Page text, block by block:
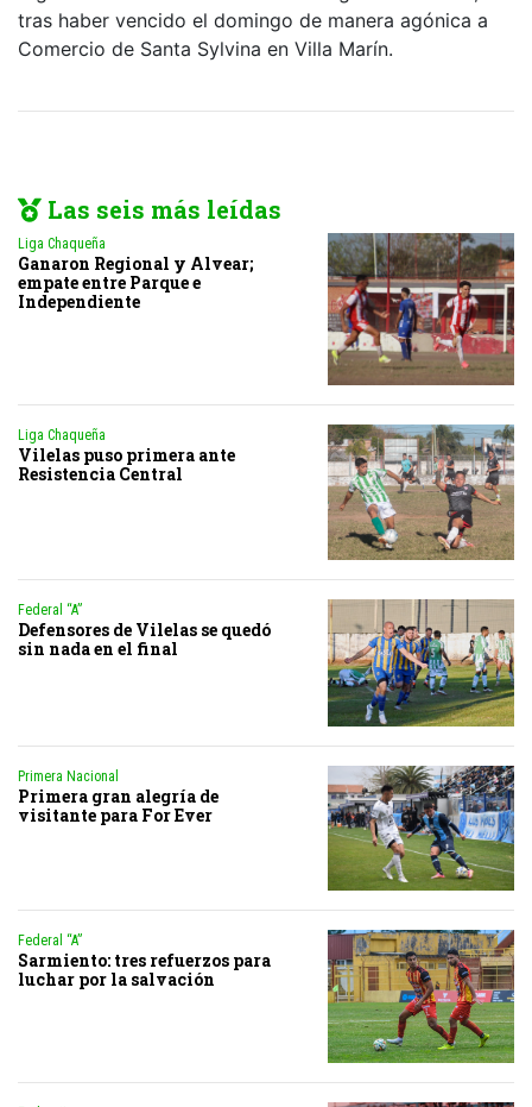
tras haber vencido el domingo de manera agónica a
Comercio de Santa Sylvina en Villa Marín.
Las seis más leídas
Liga Chaqueña
Ganaron Regional y Alvear;
empate entre Parque e
Independiente
Liga Chaqueña
Vilelas puso primera ante
Resistencia Central
Federal “A”
Defensores de Vilelas se quedó
sin nada en el final
Primera Nacional
Primera gran alegría de
visitante para For Ever
Federal “A”
Sarmiento: tres refuerzos para
luchar por la salvación